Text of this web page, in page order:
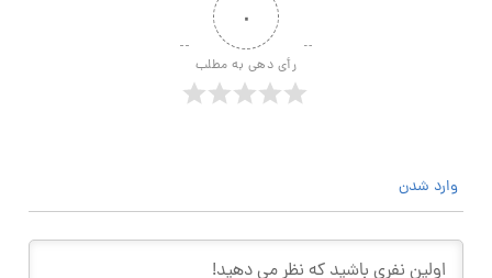
۰
رأی دهی به مطلب
وارد شدن